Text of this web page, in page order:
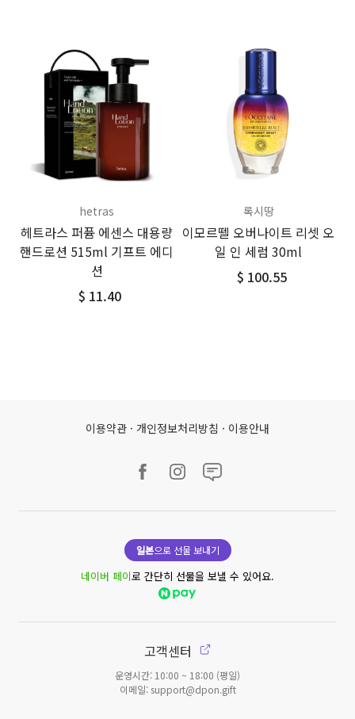
hetras
헤트라스 퍼퓸 에센스 대용량
핸드로션 515ml 기프트 에디
션
$ 11.40
록시땅
이모르뗄 오버나이트 리셋 오
일 인 세럼 30ml
$ 100.55
이용약관 · 개인정보처리방침 · 이용안내
일본으로 선물 보내기
네이버 페이로 간단히 선물을 보낼 수 있어요.
고객센터
운영시간: 10:00 ~ 18:00 (평일)
이메일: support@dpon.gift